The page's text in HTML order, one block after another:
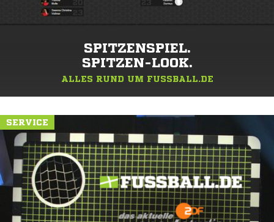
SPITZENSPIEL.
SPITZEN-LOOK.
ALLES RUND UM FUSSBALL.DE
SERVICE